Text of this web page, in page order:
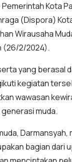
Pemerintah Kota
(Dispora)
Wirausaha
(26/2/2024).
yang berasal
kegiatan
wawasan
muda.
bagian dari